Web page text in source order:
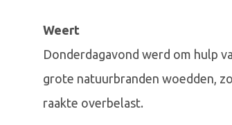
Weert
Donderdagavond werd om hulp
grote natuurbranden woedden,
raakte overbelast.